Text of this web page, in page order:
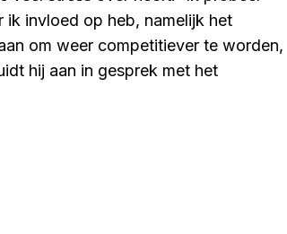
ik invloed op heb, namelijk het
om weer competitiever te worden,
hij aan in gesprek met het